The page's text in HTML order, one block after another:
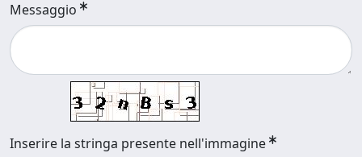
Messaggio
Inserire la stringa presente nell'immagine